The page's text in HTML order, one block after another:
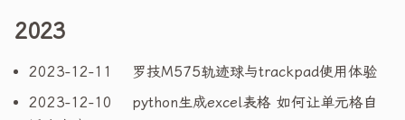
2023
2023-12-11
罗技M575轨迹球与trackpad使用体验
2023-12-10
python生成excel表格 如何让单元格自